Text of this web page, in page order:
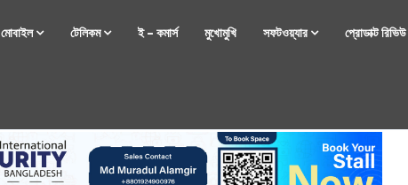
মোবাইল টেলিকম ই – কমার্স মুখোমুখি সফটওয়্যার প্রোডাক্ট রিভিউ